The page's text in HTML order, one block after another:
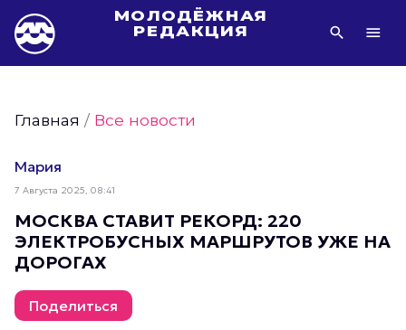
МОЛОДЁЖНАЯ
РЕДАКЦИЯ
Фотогалереи Молодёжи Москвы
Статьи Молодёжи Москвы
Молодёжь Москвы культурная
Молодёжь Москвы спортивная
Молодёжь Москвы в движении
Молодёжь Москвы здоровая
Главная /Все новости
Мария
7 Августа 2025, 08:41
МОСКВА СТАВИТ РЕКОРД: 220
ЭЛЕКТРОБУСНЫХ МАРШРУТОВ УЖЕ НА
ДОРОГАХ
Поделиться